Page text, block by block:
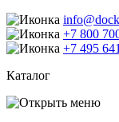
+7 800
+7 495
Каталог